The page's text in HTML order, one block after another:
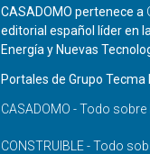
CASADOMO pertenece a
editorial español líder en
Energía y Nuevas
Portales de Grupo Tecma
CASADOMO - Todo
CONSTRUIBLE - Todo